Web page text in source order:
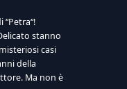
stanno
casi
della
Ma non è